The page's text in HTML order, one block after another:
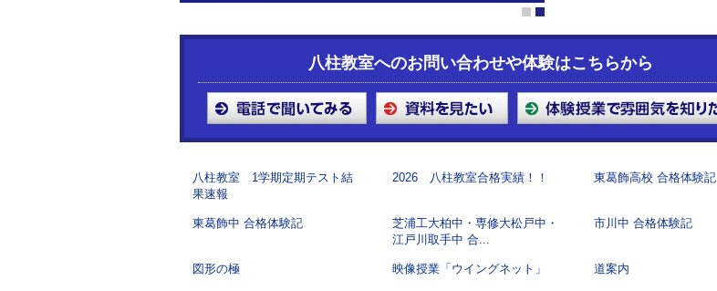
1
八柱教室へのお問い合わせや体験はこちらから
八柱教室 1学期定期テスト結
果速報
2026 八柱教室合格実績！！ 東葛飾高校 合格体験記
東葛飾中 合格体験記
芝浦工大柏中・専修大松戸中・
江戸川取手中 合...
市川中 合格体験記
図形の極 映像授業「ウイングネット」 道案内